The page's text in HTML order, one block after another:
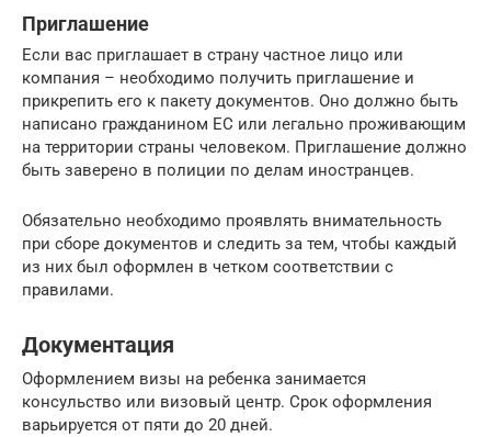
Приглашение
Если вас приглашает в страну частное лицо или
компания – необходимо получить приглашение и
прикрепить его к пакету документов. Оно должно быть
написано гражданином ЕС или легально проживающим
на территории страны человеком. Приглашение должно
быть заверено в полиции по делам иностранцев.
Обязательно необходимо проявлять внимательность
при сборе документов и следить за тем, чтобы каждый
из них был оформлен в четком соответствии с
правилами.
Документация
Оформлением визы на ребенка занимается
консульство или визовый центр. Срок оформления
варьируется от пяти до 20 дней.